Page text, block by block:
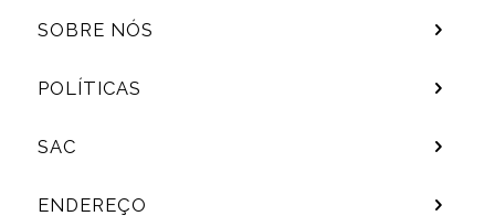
SOBRE NÓS
POLÍTICAS
SAC
ENDEREÇO